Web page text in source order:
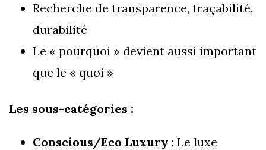
Recherche de transparence, traçabilité,
durabilité
Le « pourquoi » devient aussi important
que le « quoi »
Les sous-catégories :
Conscious/Eco Luxury : Le luxe